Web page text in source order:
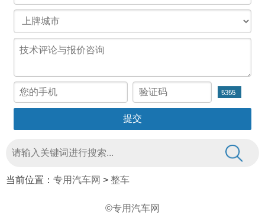
当前位置： 专用汽车网 > 整车
©专用汽车网